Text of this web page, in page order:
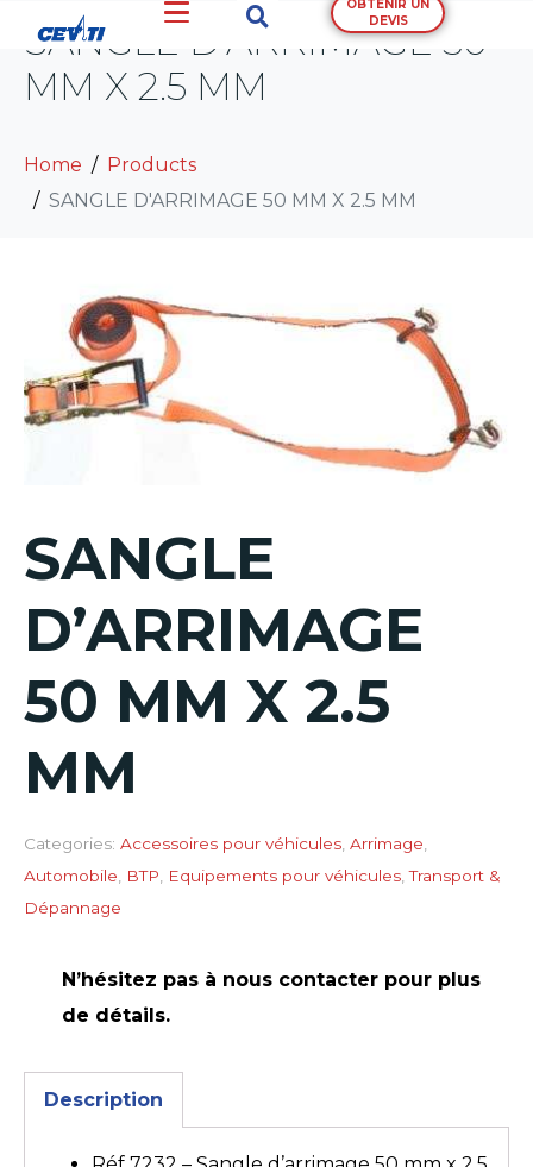
OBTENIR UN
DEVIS
SANGLE D’ARRIMAGE 50
MM X 2.5 MM
Home
Products
SANGLE D'ARRIMAGE 50 MM X 2.5 MM
SANGLE
D’ARRIMAGE
50 MM X 2.5
MM
Categories: Accessoires pour véhicules Arrimage
Automobile
BTP Equipements pour véhicules ,Transport &
Dépannage
N’hésitez pas à nous contacter pour plus
de détails.
Description